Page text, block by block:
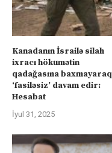
Kanadanın İsrailə silah
ixracı hökumətin
qadağasına baxmayaraq
‘fasiləsiz’ davam edir:
Hesabat
İyul 31, 2025